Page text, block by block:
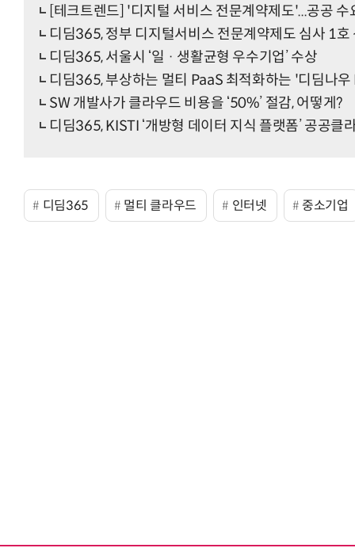
[테크트렌드] '디지털 서비스 전문계약제도'...공공
디딤365, 정부 디지털서비스 전문계약제도 심사 1호
디딤365, 서울시 ‘일 · 생활균형 우수기업’ 수상
디딤365, 부상하는 멀티 PaaS 최적화하는 '디딤나
SW 개발사가 클라우드 비용을 ‘50%’ 절감, 어떻게?
디딤365, KISTI ‘개방형 데이터 지식 플랫폼’ 공공클
디딤365 멀티 클라우드 인터넷 중소기업